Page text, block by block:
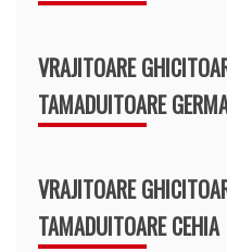
VRAJITOARE
TAMADUITOARE
VRAJITOARE
TAMADUITOARE CEHIA